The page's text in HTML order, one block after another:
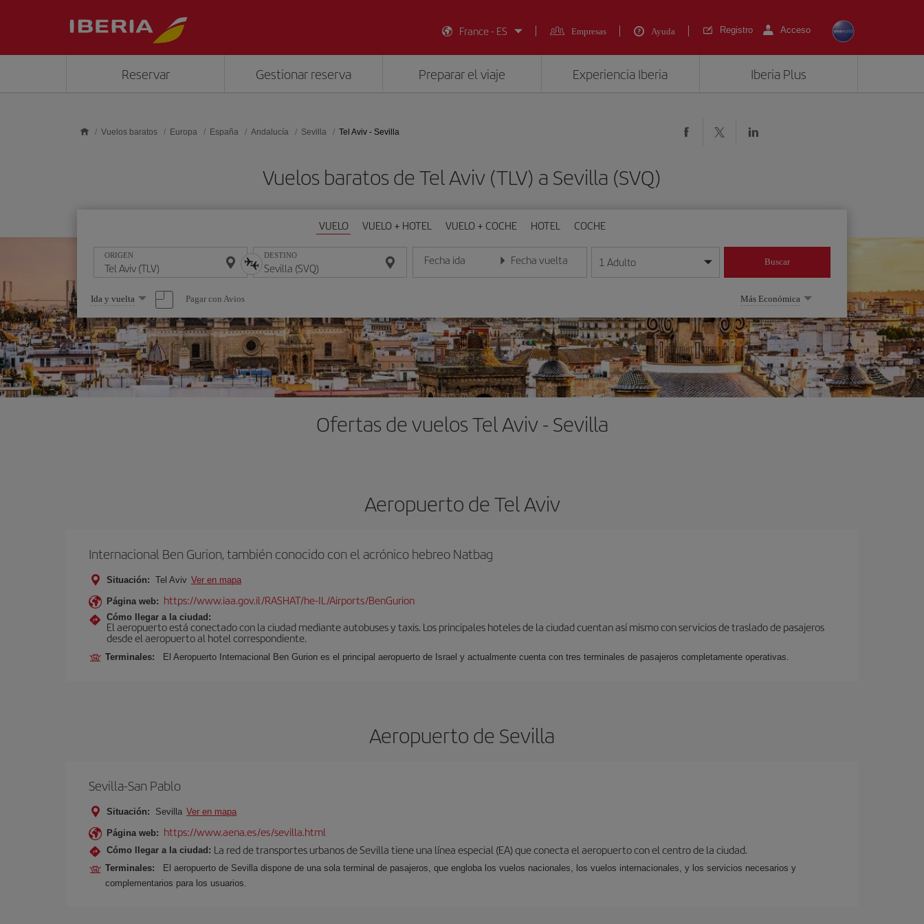
France - ES
Empresas Ayuda Registro Acceso
Reservar Gestionar reserva Preparar el viaje Experiencia Iberia Iberia Plus
Vuelos baratos Europa España Andalucía Sevilla Tel Aviv - Sevilla
Vuelos baratos de Tel Aviv (TLV) a Sevilla (SVQ)
VUELO VUELO + HOTEL VUELO + COCHE HOTEL COCHE
ORIGEN DESTINO Fecha ida
Introduce la fecha en formato día/mes/año
Fecha vuelta
Introduce la fecha en formato día/mes/año
1 Adulto Buscar
Seleccione
una
opción
Ida y vuelta Pagar con Avios Más Económica
Ofertas de vuelos Tel Aviv - Sevilla
Aeropuerto de Tel Aviv
Internacional Ben Gurion, también conocido con el acrónico hebreo Natbag
Situación: Tel Aviv Ver en mapa
Página web: https://www.iaa.gov.il/RASHAT/he-IL/Airports/BenGurion
Cómo llegar a la ciudad:
El aeropuerto está conectado con la ciudad mediante autobuses y taxis. Los principales hoteles de la ciudad cuentan así mismo con servicios de traslado de pasajeros
desde el aeropuerto al hotel correspondiente.
Terminales: El Aeropuerto Internacional Ben Gurion es el principal aeropuerto de Israel y actualmente cuenta con tres terminales de pasajeros completamente operativas.
Aeropuerto de Sevilla
Sevilla-San Pablo
Situación: Sevilla Ver en mapa
Página web: https://www.aena.es/es/sevilla.html
Cómo llegar a la ciudad: La red de transportes urbanos de Sevilla tiene una línea especial (EA) que conecta el aeropuerto con el centro de la ciudad.
Terminales:
El aeropuerto de Sevilla dispone de una sola terminal de pasajeros, que engloba los vuelos nacionales, los vuelos internacionales, y los servicios necesarios y
complementarios para los usuarios.